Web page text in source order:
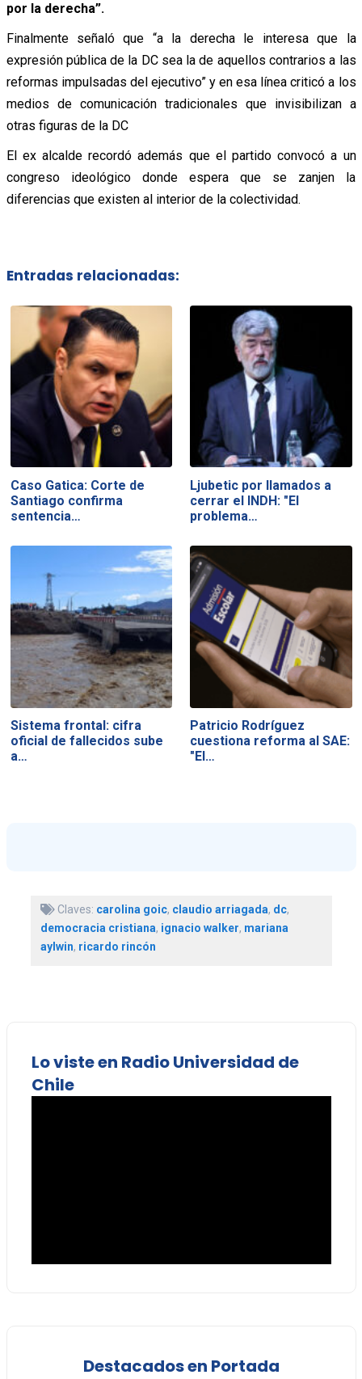
por la derecha”.
Finalmente señaló que “a la derecha le interesa que la
expresión pública de la DC sea la de aquellos contrarios a las
reformas impulsadas del ejecutivo” y en esa línea criticó a los
medios de comunicación tradicionales que invisibilizan a
otras figuras de la DC
El ex alcalde recordó además que el partido convocó a un
congreso ideológico donde espera que se zanjen la
diferencias que existen al interior de la colectividad.
Entradas relacionadas:
Caso Gatica: Corte de
Santiago confirma
sentencia…
Ljubetic por llamados a
cerrar el INDH: "El
problema…
Sistema frontal: cifra
oficial de fallecidos sube
a…
Patricio Rodríguez
cuestiona reforma al SAE:
"El…
Claves: carolina goic, claudio arriagada, dc,
democracia cristiana, ignacio walker, mariana
aylwin, ricardo rincón
Lo viste en Radio Universidad de
Chile
Destacados en Portada